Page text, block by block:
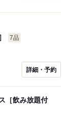
7品
詳細・予約
［飲み放題付